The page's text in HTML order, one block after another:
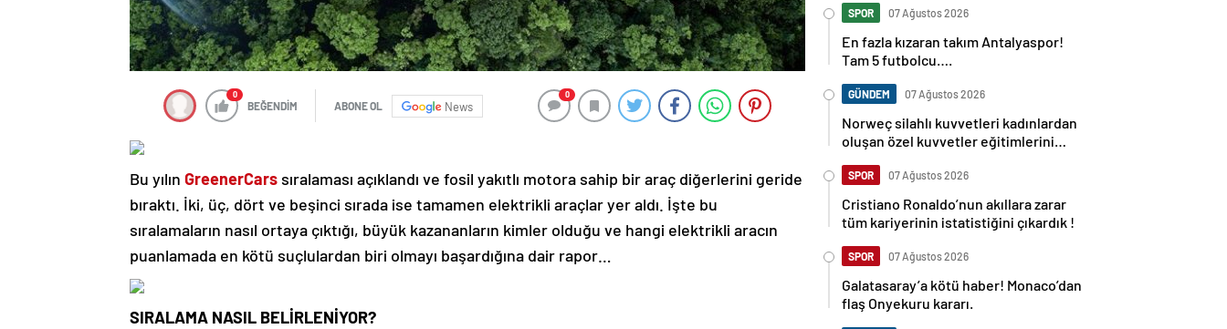
0
BEĞENDİM ABONE OL News
0
Bu yılın GreenerCars sıralaması açıklandı ve fosil yakıtlı motora sahip bir araç diğerlerini geride
bıraktı. İki, üç, dört ve beşinci sırada ise tamamen elektrikli araçlar yer aldı. İşte bu
sıralamaların nasıl ortaya çıktığı, büyük kazananların kimler olduğu ve hangi elektrikli aracın
puanlamada en kötü suçlulardan biri olmayı başardığına dair rapor…
SIRALAMA NASIL BELİRLENİYOR?
SPOR 07 Ağustos 2026
En fazla kızaran takım Antalyaspor!
Tam 5 futbolcu….
GÜNDEM 07 Ağustos 2026
Norweç silahlı kuvvetleri kadınlardan
oluşan özel kuvvetler eğitimlerini
SPOR 07 Ağustos 2026
Cristiano Ronaldo’nun akıllara zarar
tüm kariyerinin istatistiğini çıkardık !
SPOR 07 Ağustos 2026
Galatasaray’a kötü haber! Monaco’dan
flaş Onyekuru kararı.